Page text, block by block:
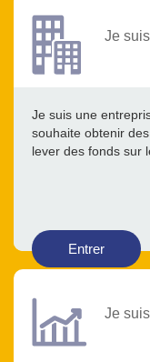
Je
Je suis une
souhaite obtenir
lever des fonds sur
Entrer
Je